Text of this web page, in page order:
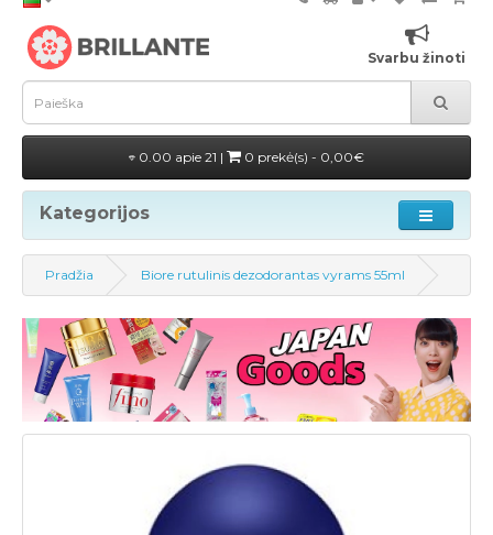
Svarbu žinoti
0.00 apie 21 | 0 prekė(s) - 0,00€
Kategorijos
Pradžia Biore rutulinis dezodorantas vyrams 55ml